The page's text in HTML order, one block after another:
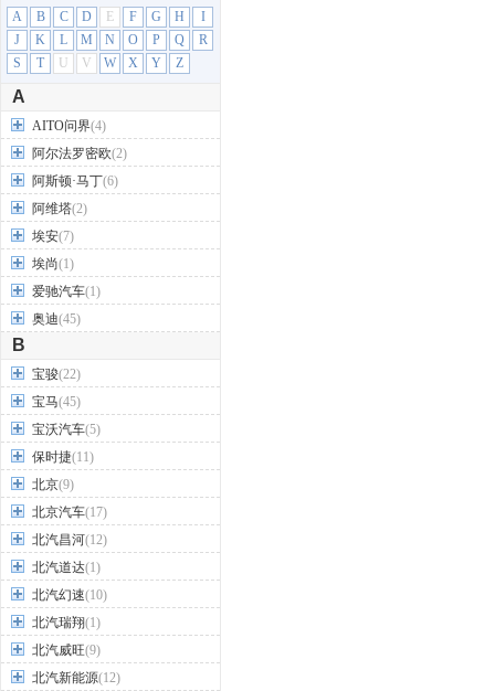
A B C D E F G H
I
J
K L M N O P Q
R
S
T U V W X Y Z
A
AITO问界(4)
阿尔法罗密欧(2)
阿斯顿·马丁(6)
阿维塔(2)
埃安(7)
埃尚(1)
爱驰汽车(1)
奥迪(45)
B
宝骏(22)
宝马(45)
宝沃汽车(5)
保时捷(11)
北京(9)
北京汽车(17)
北汽昌河(12)
北汽道达(1)
北汽幻速(10)
北汽瑞翔(1)
北汽威旺(9)
北汽新能源(12)